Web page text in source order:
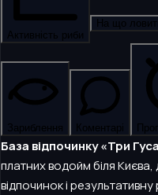
Активність риби
На що
Зариблення Коментарі
База відпочинку «Три
платних водойм біля
відпочинок і